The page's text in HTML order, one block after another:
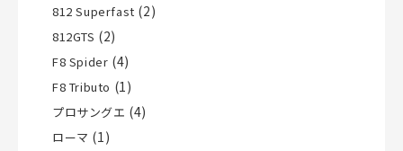
812 Superfast (2)
812GTS (2)
F8 Spider (4)
F8 Tributo (1)
プロサングエ (4)
ローマ (1)